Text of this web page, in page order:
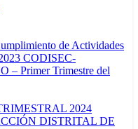
de Actividades
CODISEC-
– Primer Trimestre del
2024
DISTRITAL DE